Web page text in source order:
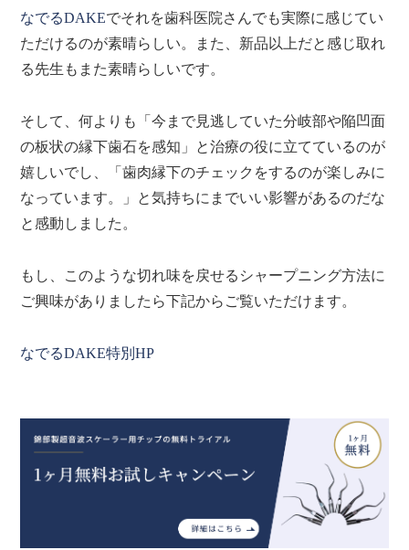
なでるDAKEでそれを歯科医院さんでも実際に感じてい
ただけるのが素晴らしい。また、新品以上だと感じ取れ
る先生もまた素晴らしいです。
そして、何よりも「今まで見逃していた分岐部や陥凹面
の板状の縁下歯石を感知」と治療の役に立てているのが
嬉しいでし、「歯肉縁下のチェックをするのが楽しみに
なっています。」と気持ちにまでいい影響があるのだな
と感動しました。
もし、このような切れ味を戻せるシャープニング方法に
ご興味がありましたら下記からご覧いただけます。
なでるDAKE特別HP